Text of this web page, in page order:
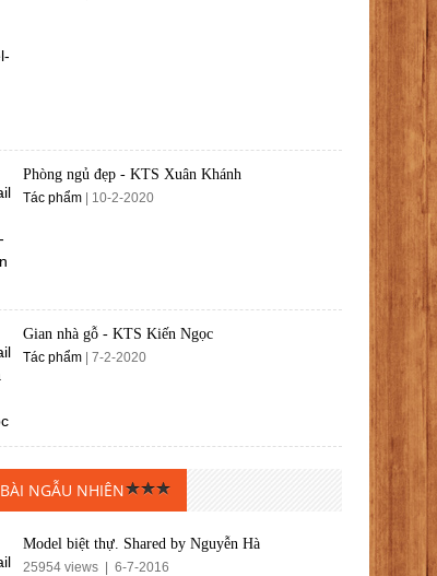
Phòng ngủ đẹp - KTS Xuân Khánh
Tác phẩm | 10-2-2020
Gian nhà gỗ - KTS Kiến Ngọc
Tác phẩm | 7-2-2020
BÀI NGẪU NHIÊN
Model biệt thự. Shared by Nguyễn Hà
25954 views | 6-7-2016